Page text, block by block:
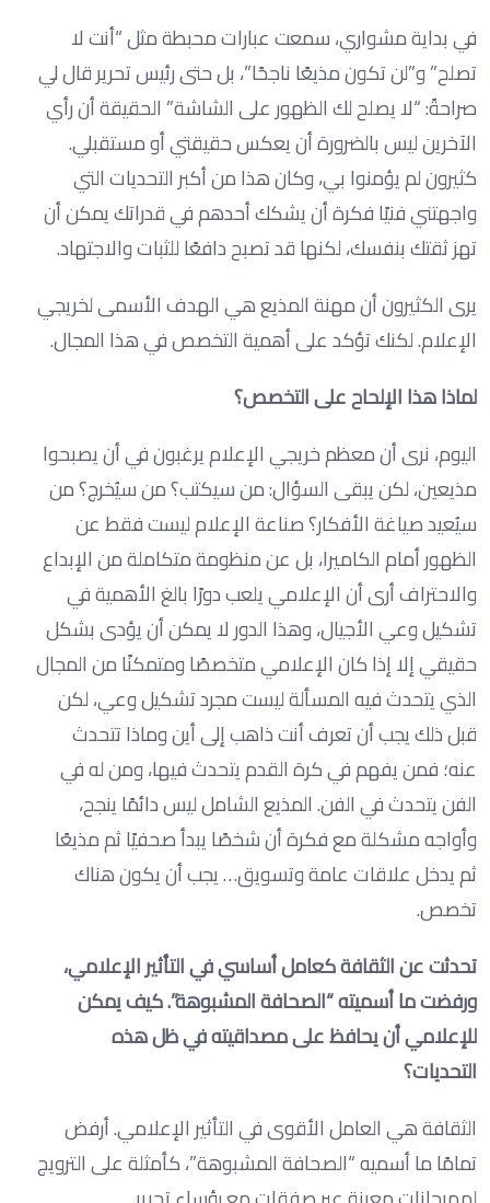
في بداية مشواري، سمعت عبارات محبطة مثل “أنت لا
تصلح” و”لن تكون مذيعًا ناجحًا”، بل حتى رئيس تحرير قال لي
صراحةً: “لا يصلح لك الظهور على الشاشة” الحقيقة أن رأي
الآخرين ليس بالضرورة أن يعكس حقيقتي أو مستقبلي.
كثيرون لم يؤمنوا بي، وكان هذا من أكبر التحديات التي
واجهتني فنيًا فكرة أن يشكك أحدهم في قدراتك يمكن أن
تهز ثقتك بنفسك، لكنها قد تصبح دافعًا للثبات والاجتهاد.
يرى الكثيرون أن مهنة المذيع هي الهدف الأسمى لخريجي
الإعلام. لكنك تؤكد على أهمية التخصص في هذا المجال.
لماذا هذا الإلحاح على التخصص؟
اليوم، نرى أن معظم خريجي الإعلام يرغبون في أن يصبحوا
مذيعين، لكن يبقى السؤال: من سيكتب؟ من سيُخرج؟ من
سيُعيد صياغة الأفكار؟ صناعة الإعلام ليست فقط عن
الظهور أمام الكاميرا، بل عن منظومة متكاملة من الإبداع
والاحتراف أرى أن الإعلامي يلعب دورًا بالغ الأهمية في
تشكيل وعي الأجيال، وهذا الدور لا يمكن أن يؤدى بشكل
حقيقي إلا إذا كان الإعلامي متخصصًا ومتمكنًا من المجال
الذي يتحدث فيه المسألة ليست مجرد تشكيل وعي، لكن
قبل ذلك يجب أن تعرف أنت ذاهب إلى أين وماذا تتحدث
عنه؛ فمن يفهم في كرة القدم يتحدث فيها، ومن له في
الفن يتحدث في الفن. المذيع الشامل ليس دائمًا ينجح،
وأواجه مشكلة مع فكرة أن شخصًا يبدأ صحفيًا ثم مذيعًا
ثم يدخل علاقات عامة وتسويق… يجب أن يكون هناك
تخصص.
تحدثت عن الثقافة كعامل أساسي في التأثير الإعلامي،
ورفضت ما أسميته “الصحافة المشبوهة”. كيف يمكن
للإعلامي أن يحافظ على مصداقيته في ظل هذه
التحديات؟
الثقافة هي العامل الأقوى في التأثير الإعلامي. أرفض
تمامًا ما أسميه “الصحافة المشبوهة”، كأمثلة على الترويج